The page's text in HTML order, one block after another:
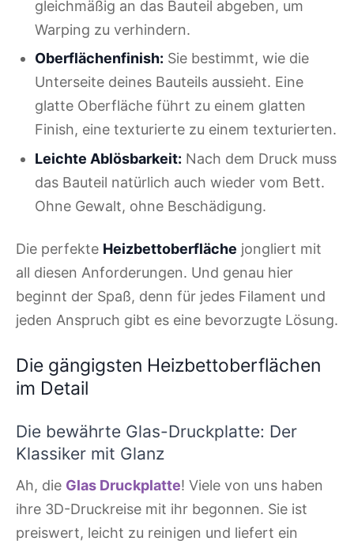
gleichmäßig an das Bauteil abgeben, um
Warping zu verhindern.
Oberflächenfinish: Sie bestimmt, wie die
Unterseite deines Bauteils aussieht. Eine
glatte Oberfläche führt zu einem glatten
Finish, eine texturierte zu einem texturierten.
Leichte Ablösbarkeit: Nach dem Druck muss
das Bauteil natürlich auch wieder vom Bett.
Ohne Gewalt, ohne Beschädigung.
Die perfekte Heizbettoberfläche jongliert mit
all diesen Anforderungen. Und genau hier
beginnt der Spaß, denn für jedes Filament und
jeden Anspruch gibt es eine bevorzugte Lösung.
Die gängigsten Heizbettoberflächen
im Detail
Die bewährte Glas-Druckplatte: Der
Klassiker mit Glanz
Ah, die Glas Druckplatte! Viele von uns haben
ihre 3D-Druckreise mit ihr begonnen. Sie ist
preiswert, leicht zu reinigen und liefert ein